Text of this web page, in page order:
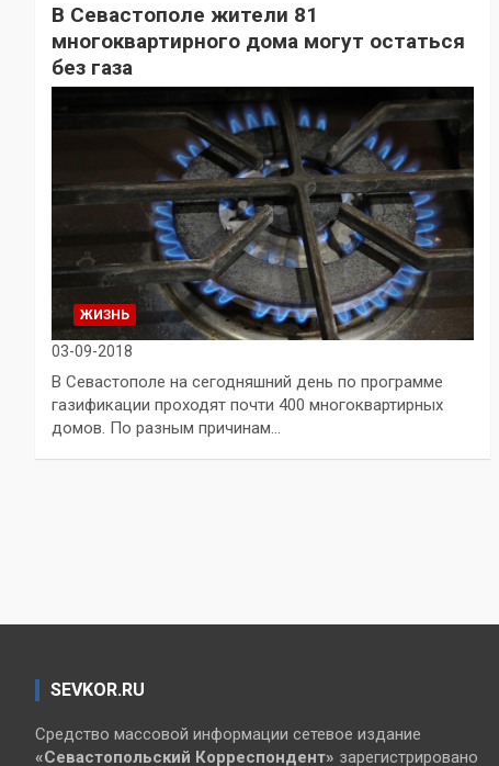
В Севастополе жители 81
многоквартирного дома могут остаться
без газа
ЖИЗНЬ
03-09-2018
В Севастополе на сегодняшний день по программе
газификации проходят почти 400 многоквартирных
домов. По разным причинам…
SEVKOR.RU
Средство массовой информации сетевое издание
«Севастопольский Корреспондент» зарегистрировано